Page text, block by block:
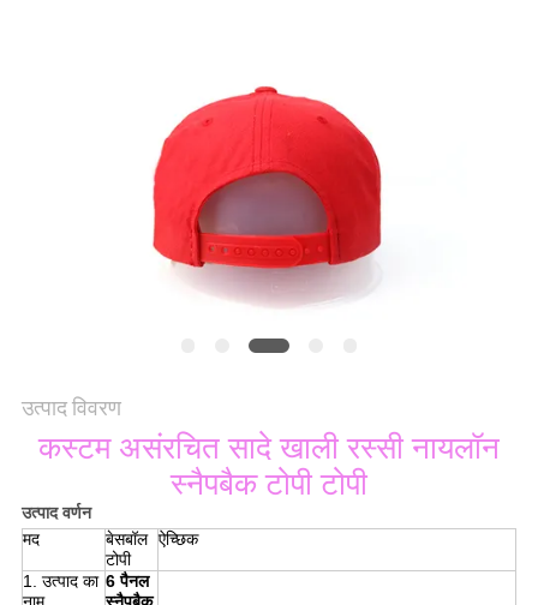
उत्पाद विवरण
कस्टम असंरचित सादे खाली रस्सी नायलॉन
स्नैपबैक टोपी टोपी
उत्पाद वर्णन
मद
बेसबॉल
टोपी
ऐच्छिक
1. उत्पाद का 6 पैनल